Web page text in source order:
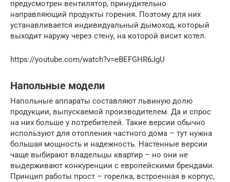
предусмотрен вентилятор, принудительно
направляющий продукты горения. Поэтому для них
устанавливается индивидуальный дымоход, который
выходит наружу через стену, на которой висит котел.
https://youtube.com/watch?v=eBEFGHR6JgU
Напольные модели
Напольные аппараты составляют львиную долю
продукции, выпускаемой производителем. Да и спрос
на них больше у потребителей. Такие версии обычно
используют для отопления частного дома – тут нужна
большая мощность и надежность. Настенные версии
чаще выбирают владельцы квартир – но они не
выдерживают конкуренции с европейскими брендами.
Принцип работы прост – горелка, встроенная в корпус,